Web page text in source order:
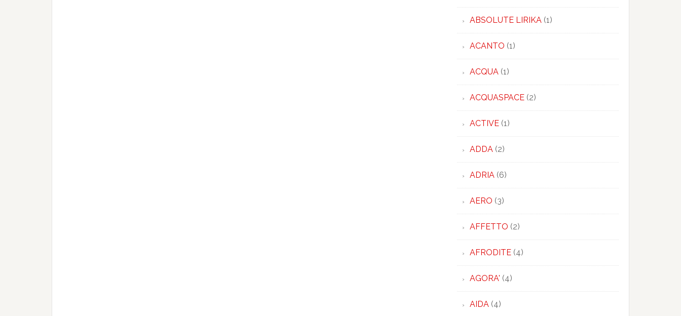
ABSOLUTE LIRIKA (1)
ACANTO (1)
ACQUA (1)
ACQUASPACE (2)
ACTIVE (1)
ADDA (2)
ADRIA (6)
AERO (3)
AFFETTO (2)
AFRODITE (4)
AGORA' (4)
AIDA (4)